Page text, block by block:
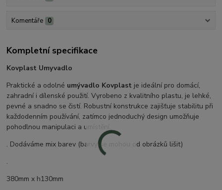
Komentáře 0
Kompletní specifikace
Kovplast Umyvadlo
Praktické a odolné umývadlo Kovplast je ideální pro domácí,
zahradní i dílenské použití. Vyrobeno z kvalitního plastu, je lehké,
pevné a snadno se čistí. Robustní konstrukce zajišťuje stabilitu při
každodenním používání, zatímco jednoduchý design umožňuje
pohodlnou manipulaci a umístění.
. Dodáváme mix barev (barvy se mohou od obrázků lišit)
.
380mm x h130mm